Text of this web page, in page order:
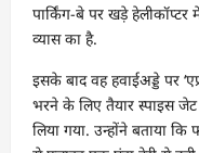
पार्किंग-बे पर खड़े हेलीकॉप्टर
व्यास का है.
इसके बाद वह हवाईअड्डे पर
भरने के लिए तैयार स्पाइस
लिया गया. उन्होंने बताया